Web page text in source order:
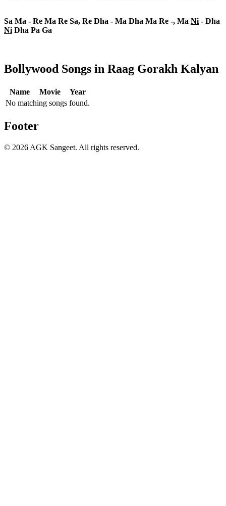
Sa Ma - Re Ma Re Sa, Re Dha - Ma Dha Ma Re -, Ma Ni - Dha
Ni Dha Pa Ga
Bollywood Songs in Raag Gorakh Kalyan
Name Movie
Year
No matching songs found.
Footer
© 2026 AGK Sangeet. All rights reserved.